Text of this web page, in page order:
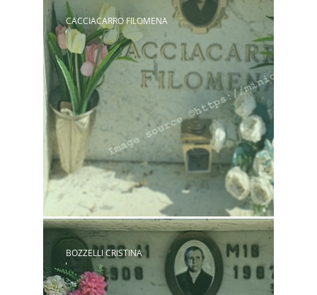
CACCIACARRO FILOMENA
BOZZELLI CRISTINA